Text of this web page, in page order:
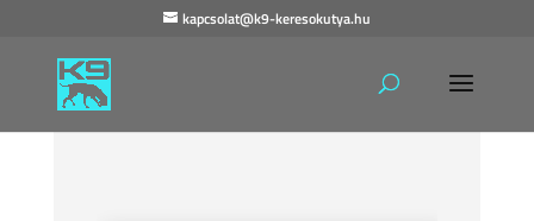
kapcsolat@k9-keresokutya.hu